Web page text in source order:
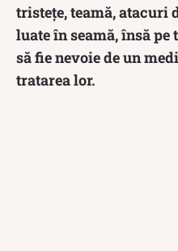
tristețe, teamă, atacuri
luate în seamă, însă
să fie nevoie de un
tratarea lor.